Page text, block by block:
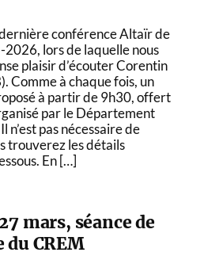
dernière conférence Altaïr de
2026, lors de laquelle nous
plaisir d’écouter Corentin
Comme à chaque fois, un
à partir de 9h30, offert
par le Département
n’est pas nécessaire de
trouverez les détails
En […]
mars, séance de
CREM